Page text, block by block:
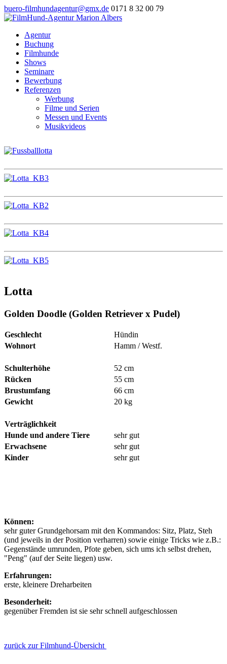
buero-filmhundagentur@gmx.de 0171 8 32 00 79
Agentur
Buchung
Filmhunde
Shows
Seminare
Bewerbung
Referenzen
Werbung
Filme und Serien
Messen und Events
Musikvideos
Lotta
Golden Doodle (Golden Retriever x Pudel)
Geschlecht
Hündin
Wohnort
Hamm / Westf.
Schulterhöhe
52 cm
Rücken
55 cm
Brustumfang
66 cm
Gewicht
20 kg
Verträglichkeit
Hunde und andere Tiere
sehr gut
Erwachsene
sehr gut
Kinder
sehr gut
Können:
sehr guter Grundgehorsam mit den Kommandos: Sitz, Platz, Steh
(und jeweils in der Position verharren) sowie einige Tricks wie z.B.:
Gegenstände umrunden, Pfote geben, sich ums ich selbst drehen,
"Peng" (auf der Seite liegen) usw.
Erfahrungen:
erste, kleinere Dreharbeiten
Besonderheit:
gegenüber Fremden ist sie sehr schnell aufgeschlossen
zurück zur Filmhund-Übersicht